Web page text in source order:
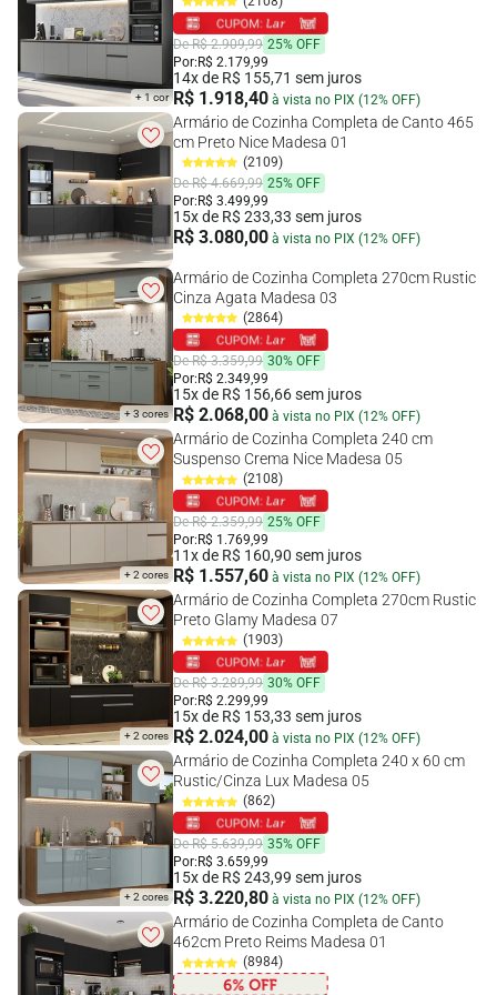
+ 1 cor
De R$ 2.909,99 25% OFF
Por:R$ 2.179,99
14x de R$ 155,71 sem juros
R$ 1.918,40 à vista no PIX (12% OFF)
Armário de Cozinha Completa de Canto 465
cm Preto Nice Madesa 01
(2109)
De R$ 4.669,99 25% OFF
Por:R$ 3.499,99
15x de R$ 233,33 sem juros
R$ 3.080,00 à vista no PIX (12% OFF)
+ 3 cores
Armário de Cozinha Completa 270cm Rustic
Cinza Agata Madesa 03
(2864)
De R$ 3.359,99 30% OFF
Por: R$ 2.349,99
15x de R$ 156,66 sem juros
R$ 2.068,00 à vista no PIX (12% OFF)
+ 2 cores
Armário de Cozinha Completa 240 cm
Suspenso Crema Nice Madesa 05
(2108)
De R$ 2.359,99 25% OFF
Por: R$ 1.769,99
11x de R$ 160,90 sem juros
R$ 1.557,60 à vista no PIX (12% OFF)
+ 2 cores
Armário de Cozinha Completa 270cm Rustic
Preto Glamy Madesa 07
(1903)
De R$ 3.289,99 30% OFF
Por: R$ 2.299,99
15x de R$ 153,33 sem juros
R$ 2.024,00 à vista no PIX (12% OFF)
+ 2 cores
Armário de Cozinha Completa 240 x 60 cm
Rustic/Cinza Lux Madesa 05
(862)
De R$ 5.639,99 35% OFF
Por: R$ 3.659,99
15x de R$ 243,99 sem juros
R$ 3.220,80 à vista no PIX (12% OFF)
Armário de Cozinha Completa de Canto
462cm Preto Reims Madesa 01
(8984)